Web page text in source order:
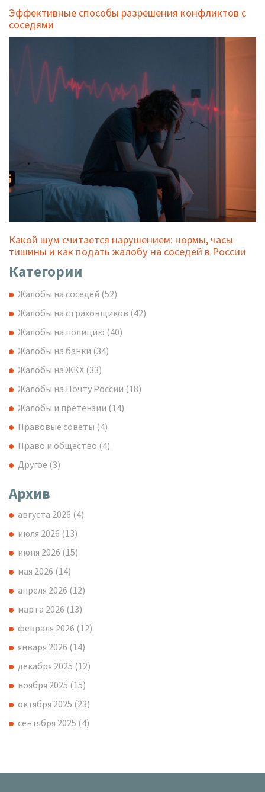
Эффективные способы разрешения конфликтов с
соседями
Какой шум считается нарушением: нормы, часы
тишины и как подать жалобу на соседей в России
Категории
Жалобы на соседей (52)
Жалобы на страховщиков (42)
Жалобы на полицию (40)
Жалобы на банки (34)
Жалобы на ЖКХ (33)
Жалобы на Почту России (18)
Жалобы и претензии (14)
Правовые советы (4)
Право и общество (4)
Другое (3)
Архив
августа 2026 (4)
июля 2026 (13)
июня 2026 (15)
мая 2026 (14)
апреля 2026 (12)
марта 2026 (13)
февраля 2026 (12)
января 2026 (14)
декабря 2025 (12)
ноября 2025 (15)
октября 2025 (23)
сентября 2025 (4)